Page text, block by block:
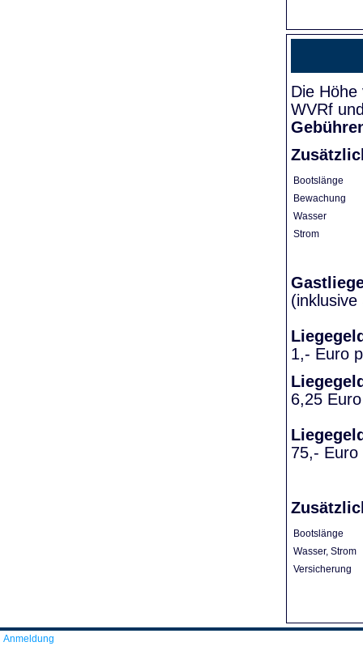
Die
WVRf
Bootslänge
Bewachung
Wasser
Strom
1,- Euro
6,25
75,- Euro
Bootslänge
Wasser, Strom
Versicherung
Anmeldung